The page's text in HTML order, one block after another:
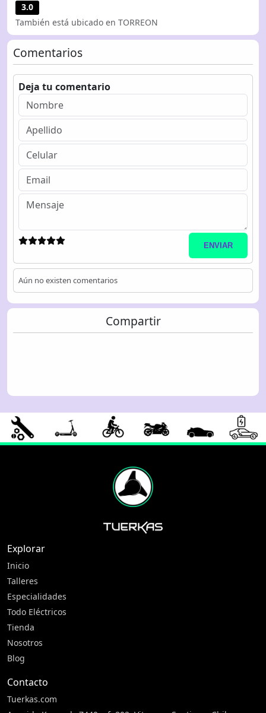
3.0
También está ubicado en TORREON
Comentarios
Deja tu comentario
ENVIAR
Aún no existen comentarios
Compartir
Explorar
Inicio
Talleres
Especialidades
Todo Eléctricos
Tienda
Nosotros
Blog
Contacto
Tuerkas.com